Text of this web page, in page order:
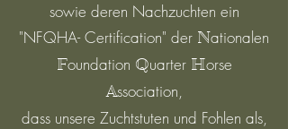
sowie deren Nachzuchten ein
"NFQHA- Certification" der Nationalen
Foundation Quarter Horse
Association,
dass unsere Zuchtstuten und Fohlen als,